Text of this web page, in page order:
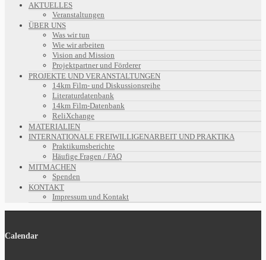
AKTUELLES
Veranstaltungen
ÜBER UNS
Was wir tun
Wie wir arbeiten
Vision and Mission
Projektpartner und Förderer
PROJEKTE UND VERANSTALTUNGEN
14km Film- und Diskussionsreihe
Literaturdatenbank
14km Film-Datenbank
ReliXchange
MATERIALIEN
INTERNATIONALE FREIWILLIGENARBEIT UND PRAKTIKA
Praktikumsberichte
Häufige Fragen / FAQ
MITMACHEN
Spenden
KONTAKT
Impressum und Kontakt
Calendar